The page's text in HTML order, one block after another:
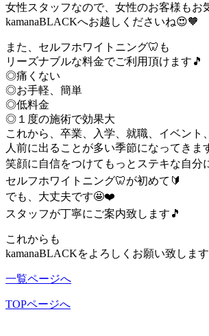
女性スタッフなので、女性のお客様もお
kamanaBLACKへお越しくださいね😍🧡
また、セルフホワイトニング🦷も
リーズナブルな料金でご利用頂けます🎵
◎痛くない
◎お手軽、簡単
◎低料金
◎１度の施術で効果大
これから、卒業、入学、就職、イベント
人前に出ることが多い季節になってきま
笑顔に自信をつけてもっとステキな自分
セルフホワイトニング🦷が初めて🔰
でも、大丈夫です🤩❤️
スタッフが丁寧にご案内致します🎵
これからも
kamanaBLACKをよろしくお願い致しま
一覧ページへ
TOPページへ